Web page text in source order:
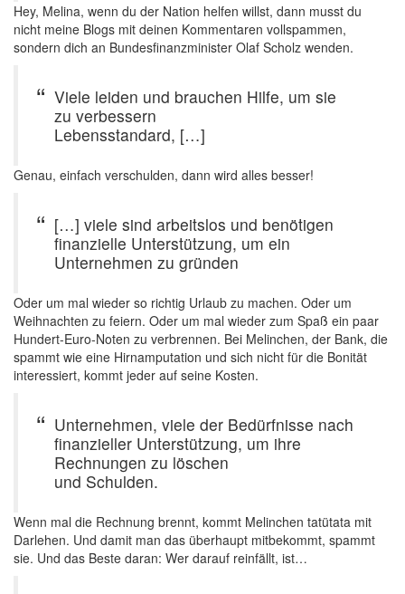
Hey, Melina, wenn du der Nation helfen willst, dann musst du
nicht meine Blogs mit deinen Kommentaren vollspammen,
sondern dich an Bundesfinanzminister Olaf Scholz wenden.
Viele leiden und brauchen Hilfe, um sie
zu verbessern
Lebensstandard, […]
Genau, einfach verschulden, dann wird alles besser!
[…] viele sind arbeitslos und benötigen
finanzielle Unterstützung, um ein
Unternehmen zu gründen
Oder um mal wieder so richtig Urlaub zu machen. Oder um
Weihnachten zu feiern. Oder um mal wieder zum Spaß ein paar
Hundert-Euro-Noten zu verbrennen. Bei Melinchen, der Bank, die
spammt wie eine Hirnamputation und sich nicht für die Bonität
interessiert, kommt jeder auf seine Kosten.
Unternehmen, viele der Bedürfnisse nach
finanzieller Unterstützung, um ihre
Rechnungen zu löschen
und Schulden.
Wenn mal die Rechnung brennt, kommt Melinchen tatütata mit
Darlehen. Und damit man das überhaupt mitbekommt, spammt
sie. Und das Beste daran: Wer darauf reinfällt, ist…